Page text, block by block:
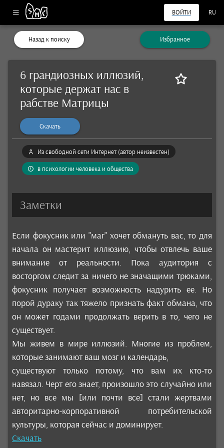
ВОЙТИ RU
Назад к поиску Избранное
6 грандиозных иллюзий,
которые держат нас в
рабстве Матрицы
Скачать
Из свободной сети Интернет (автор неизвестен)
в психологии человека и общества
Заметки
Если фокусник или "маг" хочет обмануть вас, то для
начала он мастерит иллюзию, чтобы отвлечь ваше
внимание от реальности. Пока аудитория с
восторгом следит за ничего не значащими трюками,
фокусник получает возможность надурить ее. Но
порой дураку так тяжело признать факт обмана, что
он может годами продолжать верить в то, чего не
существует.
Мы живем в мире иллюзий. Многие из проблем,
которые занимают ваш мозг и календарь,
существуют только потому, что вам их кто-то
навязал. Черт его знает, произошло это случайно или
нет, но все мы [или почти все] стали жертвами
авторитарно-корпоративной потребительской
культуры, которая сейчас и доминирует.
Скачать